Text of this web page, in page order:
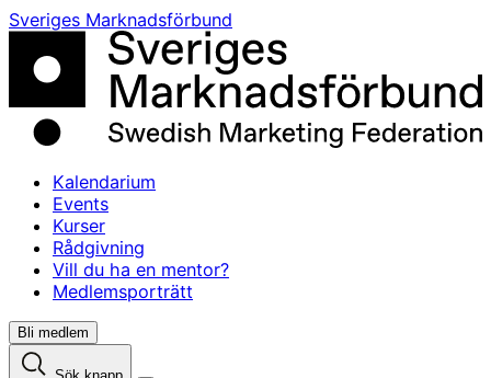
Skip
content
Sveriges Marknadsförbund
Kalendarium
Events
Kurser
Rådgivning
Vill du ha en mentor?
Medlemsporträtt
Bli medlem